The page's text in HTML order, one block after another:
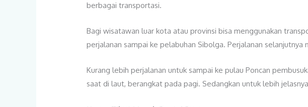
berbagai transportasi.
Bagi wisatawan luar kota atau provinsi bisa menggunakan
perjalanan sampai ke pelabuhan Sibolga. Perjalanan
Kurang lebih perjalanan untuk sampai ke pulau Poncan
saat di laut, berangkat pada pagi. Sedangkan untuk lebih